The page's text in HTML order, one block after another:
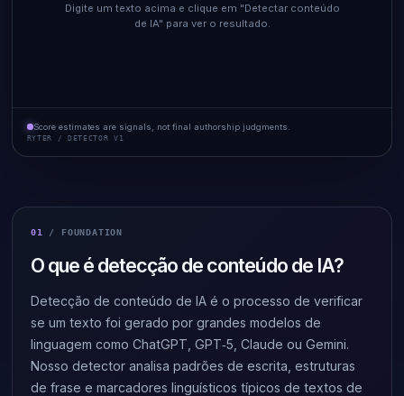
Digite um texto acima e clique em "Detectar conteúdo
de IA" para ver o resultado.
Score estimates are signals, not final authorship judgments.
RYTER / DETECTOR V1
01 / FOUNDATION
O que é detecção de conteúdo de IA?
Detecção de conteúdo de IA é o processo de verificar
se um texto foi gerado por grandes modelos de
linguagem como ChatGPT, GPT‑5, Claude ou Gemini.
Nosso detector analisa padrões de escrita, estruturas
de frase e marcadores linguísticos típicos de textos de